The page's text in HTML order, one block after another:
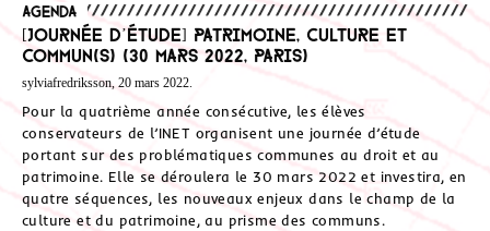
Agenda
[Journée d’étude] Patrimoine, culture et
commun(s) (30 mars 2022, Paris)
sylviafredriksson, 20 mars 2022.
Pour la quatrième année consécutive, les élèves
conservateurs de l’INET organisent une journée d’étude
portant sur des problématiques communes au droit et au
patrimoine. Elle se déroulera le 30 mars 2022 et investira, en
quatre séquences, les nouveaux enjeux dans le champ de la
culture et du patrimoine, au prisme des communs.